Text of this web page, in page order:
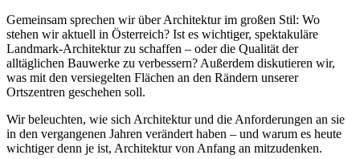
Gemeinsam sprechen wir über Architektur im großen Stil: Wo
stehen wir aktuell in Österreich? Ist es wichtiger, spektakuläre
Landmark-Architektur zu schaffen – oder die Qualität der
alltäglichen Bauwerke zu verbessern? Außerdem diskutieren wir,
was mit den versiegelten Flächen an den Rändern unserer
Ortszentren geschehen soll.
Wir beleuchten, wie sich Architektur und die Anforderungen an sie
in den vergangenen Jahren verändert haben – und warum es heute
wichtiger denn je ist, Architektur von Anfang an mitzudenken.